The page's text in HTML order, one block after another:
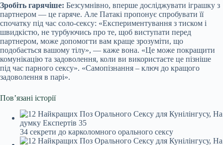
Зробіть гарячіше: Безсумнівно, вперше досліджувати іграшку з
партнером — це гаряче. Але Патакі пропонує спробувати її
спочатку під час соло-сексу: «Експериментування з тиском і
швидкістю, не турбуючись про те, щоб виступати перед
партнером, може допомогти вам краще зрозуміти, що
подобається вашому тілу», — каже вона. «Це може покращити
комунікацію та задоволення, коли ви використаєте це пізніше
під час парного сексу». «Самопізнання – ключ до кращого
задоволення в парі».
Пов’язані історії
34 секрети до карколомного орального сексу